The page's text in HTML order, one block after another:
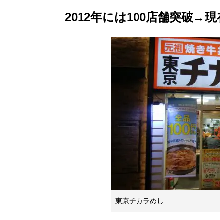
2012年には100店舗突破→現
東京チカラめし